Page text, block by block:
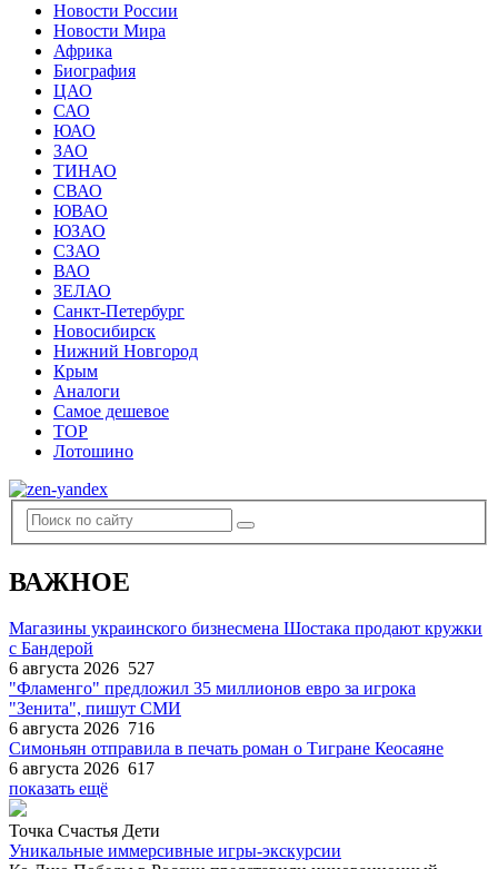
Новости России
Новости Мира
Африка
Биография
ЦАО
САО
ЮАО
ЗАО
ТИНАО
СВАО
ЮВАО
ЮЗАО
СЗАО
ВАО
ЗЕЛАО
Санкт-Петербург
Новосибирск
Нижний Новгород
Крым
Аналоги
Самое дешевое
TOP
Лотошино
ВАЖНОЕ
Магазины украинского бизнесмена Шостака продают кружки
с Бандерой
6 августа 2026 527
"Фламенго" предложил 35 миллионов евро за игрока
"Зенита", пишут СМИ
6 августа 2026 716
Симоньян отправила в печать роман о Тигране Кеосаяне
6 августа 2026 617
показать ещё
Точка Счастья Дети
Уникальные иммерсивные игры-экскурсии